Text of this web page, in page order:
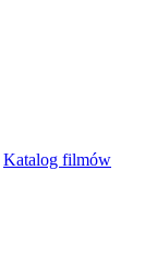
Katalog filmów